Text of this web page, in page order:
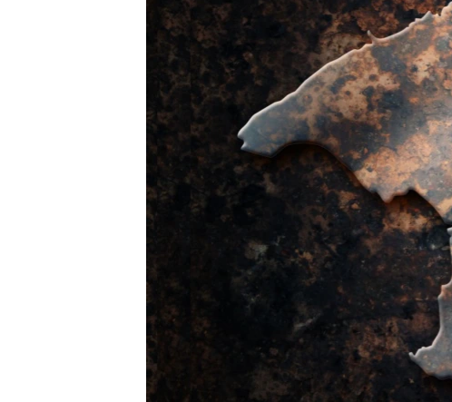
УКРАИНСКАЯ ПРОБЛЕМА КРЫМА